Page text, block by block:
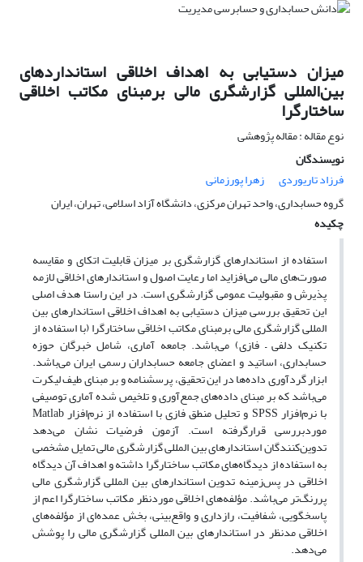
میزان دستیابی به اهداف اخلاقی استانداردهای
بین‌المللی گزارشگری مالی برمبنای مکاتب اخلاقی
ساختارگرا
نوع مقاله : مقاله پژوهشی
نویسندگان
فرزاد تاریوردی
زهرا پورزمانی
گروه حسابداری، واحد تهران مرکزی، دانشگاه آزاد اسلامی، تهران، ایران
چکیده
استفاده از استاندارهای گزارشگری بر میزان قابلیت اتکای و مقایسه
صورت‌های مالی می‌افزاید اما رعایت اصول و استاندارهای اخلاقی لازمه
پذیرش و مقبولیت عمومی گزارشگری است. در این راستا هدف اصلی
این تحقیق بررسی میزان دستیابی به اهداف اخلاقی استاندارهای بین
المللی گزارشگری مالی برمبنای مکاتب اخلاقی ساختارگرا (با استفاده از
تکنیک دلفی – فازی) می‌باشد. جامعه آماری، شامل خبرگان حوزه
حسابداری، اساتید و اعضای جامعه حسابداران رسمی ایران می‌باشد.
ابزار گردآوری داده‌ها در این تحقیق، پرسشنامه و بر مبنای طیف لیکرت
می‌باشد که بر مبنای داده‌های جمع‌آوری و تلخیص شده آماری توصیفی
با نرم‌افزار SPSS و تحلیل منطق فازی با استفاده از نرم‌افزار Matlab
موردبررسی قرارگرفته است. آزمون فرضیات نشان می‌دهد
تدوین‌کنندگان استاندارهای بین المللی گزارشگری مالی تمایل مشخصی
به استفاده از دیدگاه‌های مکاتب ساختارگرا داشته و اهداف آن دیدگاه
اخلاقی در پس‌زمینه تدوین استاندارهای بین المللی گزارشگری مالی
پررنگ‌تر می‌باشد. مؤلفه‌های اخلاقی موردنظر مکاتب ساختارگرا اعم از
پاسخگویی، شفافیت، رازداری و واقع‌بینی، بخش عمده‌ای از مؤلفه‌های
اخلاقی مدنظر در استاندارهای بین المللی گزارشگری مالی را پوشش
می‌دهد.